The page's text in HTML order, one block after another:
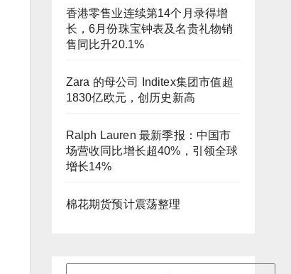
香港零售业连续第14个月录得增
长，6月份珠宝钟表及名贵礼物销
售同比升20.1%
Zara 的母公司 Inditex集团市值超
1830亿欧元，创历史新高
Ralph Lauren 最新季报：中国市
场营收同比增长超40%，引领全球
增长14%
棉花期货预计震荡整理